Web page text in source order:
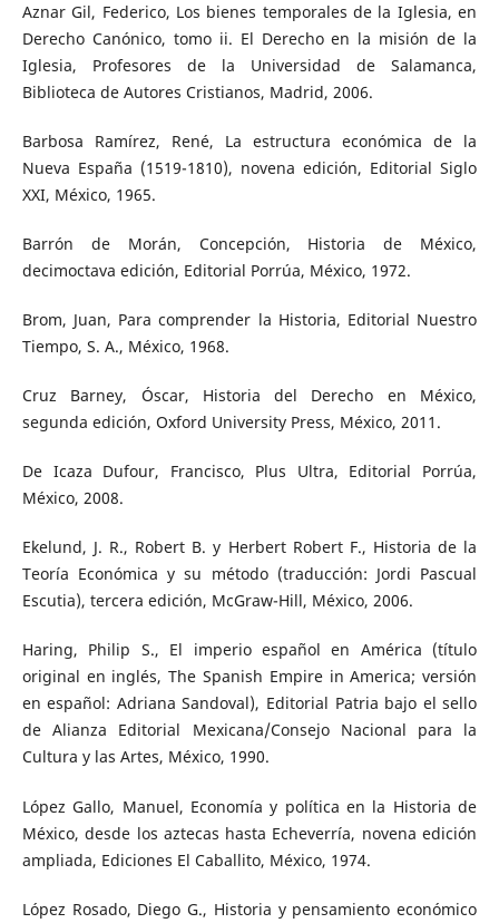
Aznar Gil, Federico, Los bienes temporales de la Iglesia, en
Derecho Canónico, tomo ii. El Derecho en la misión de la
Iglesia, Profesores de la Universidad de Salamanca,
Biblioteca de Autores Cristianos, Madrid, 2006.
Barbosa Ramírez, René, La estructura económica de la
Nueva España (1519-1810), novena edición, Editorial Siglo
XXI, México, 1965.
Barrón de Morán, Concepción, Historia de México,
decimoctava edición, Editorial Porrúa, México, 1972.
Brom, Juan, Para comprender la Historia, Editorial Nuestro
Tiempo, S. A., México, 1968.
Cruz Barney, Óscar, Historia del Derecho en México,
segunda edición, Oxford University Press, México, 2011.
De Icaza Dufour, Francisco, Plus Ultra, Editorial Porrúa,
México, 2008.
Ekelund, J. R., Robert B. y Herbert Robert F., Historia de la
Teoría Económica y su método (traducción: Jordi Pascual
Escutia), tercera edición, McGraw-Hill, México, 2006.
Haring, Philip S., El imperio español en América (título
original en inglés, The Spanish Empire in America; versión
en español: Adriana Sandoval), Editorial Patria bajo el sello
de Alianza Editorial Mexicana/Consejo Nacional para la
Cultura y las Artes, México, 1990.
López Gallo, Manuel, Economía y política en la Historia de
México, desde los aztecas hasta Echeverría, novena edición
ampliada, Ediciones El Caballito, México, 1974.
López Rosado, Diego G., Historia y pensamiento económico